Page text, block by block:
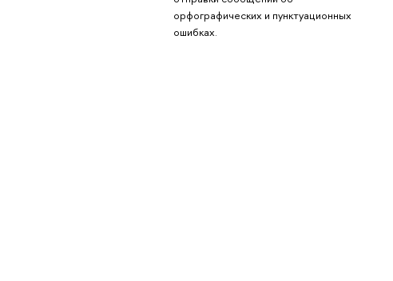
орфографических и пунктуационных
ошибках.